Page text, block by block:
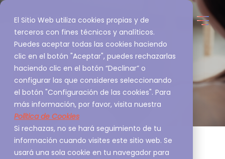
El Sitio Web utiliza cookies propias y de
terceros con fines técnicos y analíticos.
Puedes aceptar todas las cookies haciendo
clic en el botón "Aceptar", puedes rechazarlas
haciendo clic en el botón “Declinar” o
configurar las que consideres seleccionando
el botón "Configuración de las cookies". Para
más información, por favor, visita nuestra
Política de Cookies
Si rechazas, no se hará seguimiento de tu
información cuando visites este sitio web. Se
usará una sola cookie en tu navegador para